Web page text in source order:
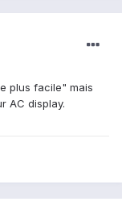
plus facile" mais
AC display.